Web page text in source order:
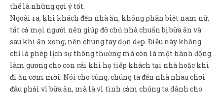
thể là những gợi ý tốt.
Ngoài ra, khi khách đến nhà ăn, không phân biệt nam nữ,
tất cả mọi người nên giúp đỡ chủ nhà chuẩn bị bữa ăn và
sau khi ăn xong, nên chung tay dọn dẹp. Điều này không
chỉ là phép lịch sự thông thường mà còn là một hành động
làm gương cho con cái khi họ tiếp khách tại nhà hoặc khi
đi ăn cơm mời. Nói cho cùng, chúng ta đến nhà nhau chơi
đâu phải vì bữa ăn, mà là vì tình cảm chúng ta dành cho